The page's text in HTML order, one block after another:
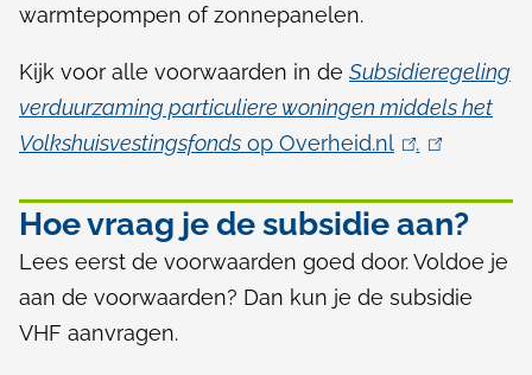
warmtepompen of zonnepanelen.
Kijk voor alle voorwaarden in de Subsidieregeling
verduurzaming particuliere woningen middels het
Volkshuisvestingsfonds op Overheid.nl
i
.
i
n
Hoe vraag je de subsidie aan?
Lees eerst de voorwaarden goed door. Voldoe je
aan de voorwaarden? Dan kun je de subsidie
VHF aanvragen.